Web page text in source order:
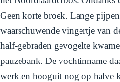
Geen korte broek. Lange
waarschuwende vingertje van
half-gebraden gevogelte
pauzebank. De vochtinname
werkten hooguit nog op halve